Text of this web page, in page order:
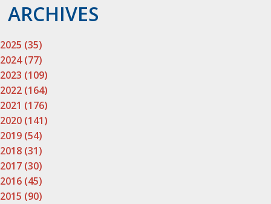
ARCHIVES
2025 (35)
2024 (77)
2023 (109)
2022 (164)
2021 (176)
2020 (141)
2019 (54)
2018 (31)
2017 (30)
2016 (45)
2015 (90)